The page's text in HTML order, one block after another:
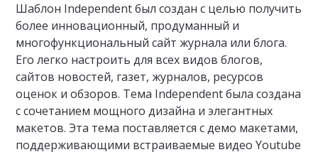
Шаблон Independent был создан с целью получить
более инновационный, продуманный и
многофункциональный сайт журнала или блога.
Его легко настроить для всех видов блогов,
сайтов новостей, газет, журналов, ресурсов
оценок и обзоров. Тема Independent была создана
с сочетанием мощного дизайна и элегантных
макетов. Эта тема поставляется с демо макетами,
поддерживающими встраиваемые видео Youtube